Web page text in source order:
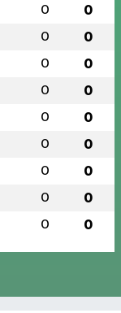
0 0
0 0
0 0
0 0
0 0
0 0
0 0
0 0
0 0